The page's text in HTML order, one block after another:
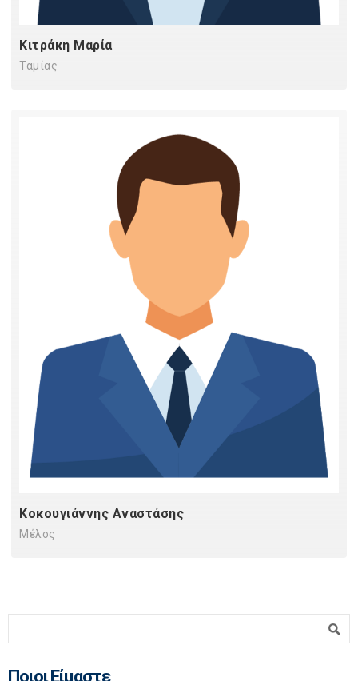
Κιτράκη Μαρία
Ταμίας
Κοκουγιάννης Αναστάσης
Μέλος
Ποιοι Είμαστε